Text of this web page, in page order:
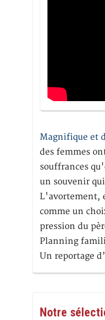
Magnifique et
des femmes
souffrances
un souvenir
L'avortement,
comme un
pression du
Planning
Un reportage
Notre